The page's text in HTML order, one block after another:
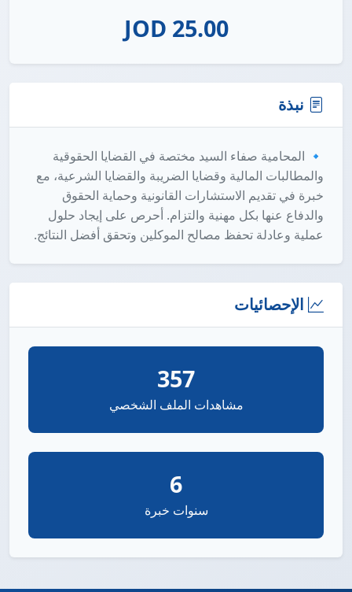
25.00 JOD
نبذة
🔹 المحامية صفاء السيد مختصة في القضايا الحقوقية
والمطالبات المالية وقضايا الضريبة والقضايا الشرعية، مع
خبرة في تقديم الاستشارات القانونية وحماية الحقوق
والدفاع عنها بكل مهنية والتزام. أحرص على إيجاد حلول
عملية وعادلة تحفظ مصالح الموكلين وتحقق أفضل النتائج.
الإحصائيات
357
مشاهدات الملف الشخصي
6
سنوات خبرة